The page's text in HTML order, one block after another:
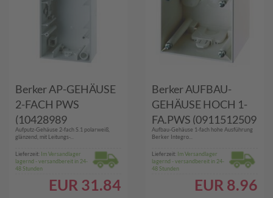
Berker AP-GEHÄUSE
2-FACH PWS
(10428989
GLÄNZEND S1)
Aufputz-Gehäuse 2-fach S.1 polarweiß,
glänzend, mit Leitungs-...
Lieferzeit: Im Versandlager
lagernd - versandbereit in 24-
48 Stunden
EUR 31.84
Berker AUFBAU-
GEHÄUSE HOCH 1-
FA.PWS (0911512509
B.MOBIL)
Aufbau-Gehäuse 1-fach hohe Ausführung
Berker Integro...
Lieferzeit: Im Versandlager
lagernd - versandbereit in 24-
48 Stunden
EUR 8.96